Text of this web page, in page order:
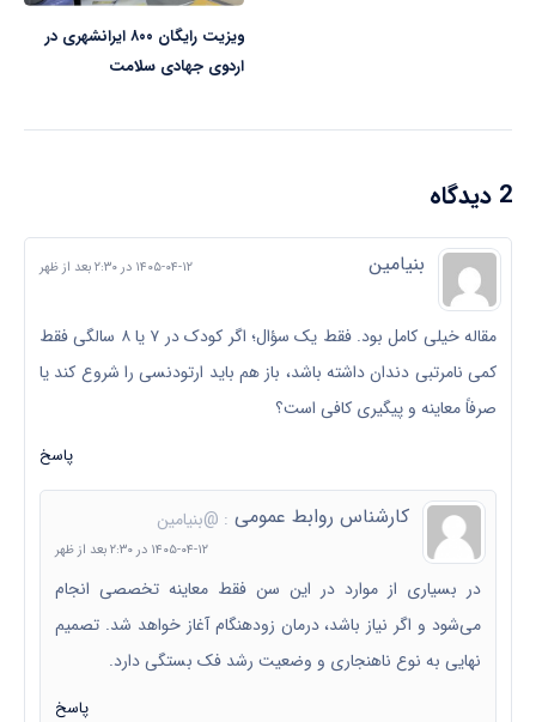
ویزیت رایگان ۸۰۰ ایرانشهری در
اردوی جهادی سلامت
2 دیدگاه
بنیامین ۱۴۰۵-۰۴-۱۲ در ۲:۳۰ بعد از ظهر
مقاله خیلی کامل بود. فقط یک سؤال؛ اگر کودک در ۷ یا ۸ سالگی فقط
کمی نامرتبی دندان داشته باشد، باز هم باید ارتودنسی را شروع کند یا
صرفاً معاینه و پیگیری کافی است؟
پاسخ
کارشناس روابط عمومی : @بنیامین
۱۴۰۵-۰۴-۱۲ در ۲:۳۰ بعد از ظهر
در بسیاری از موارد در این سن فقط معاینه تخصصی انجام
می‌شود و اگر نیاز باشد، درمان زودهنگام آغاز خواهد شد. تصمیم
نهایی به نوع ناهنجاری و وضعیت رشد فک بستگی دارد.
پاسخ